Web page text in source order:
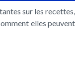
sur les recettes,
elles peuvent